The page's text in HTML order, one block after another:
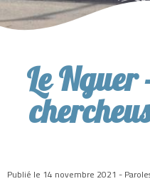
Le Nguer
Publié le 14 novembre 2021 -